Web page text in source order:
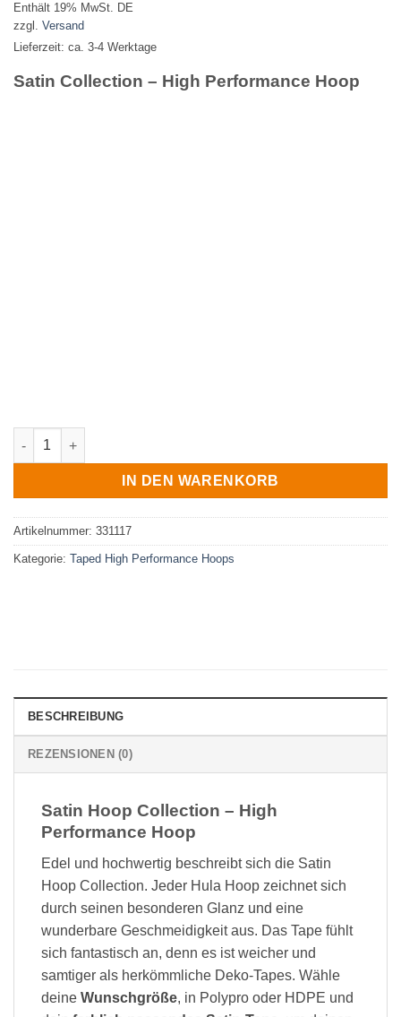
Enthält 19% MwSt. DE
zzgl. Versand
Lieferzeit: ca. 3-4 Werktage
Satin Collection – High Performance Hoop
Satin Hoop Collection - High Performance Hoop Menge
IN DEN WARENKORB
Artikelnummer: 331117
Kategorie: Taped High Performance Hoops
BESCHREIBUNG
REZENSIONEN (0)
Satin Hoop Collection – High
Performance Hoop
Edel und hochwertig beschreibt sich die Satin
Hoop Collection. Jeder Hula Hoop zeichnet sich
durch seinen besonderen Glanz und eine
wunderbare Geschmeidigkeit aus. Das Tape fühlt
sich fantastisch an, denn es ist weicher und
samtiger als herkömmliche Deko-Tapes. Wähle
deine Wunschgröße, in Polypro oder HDPE und